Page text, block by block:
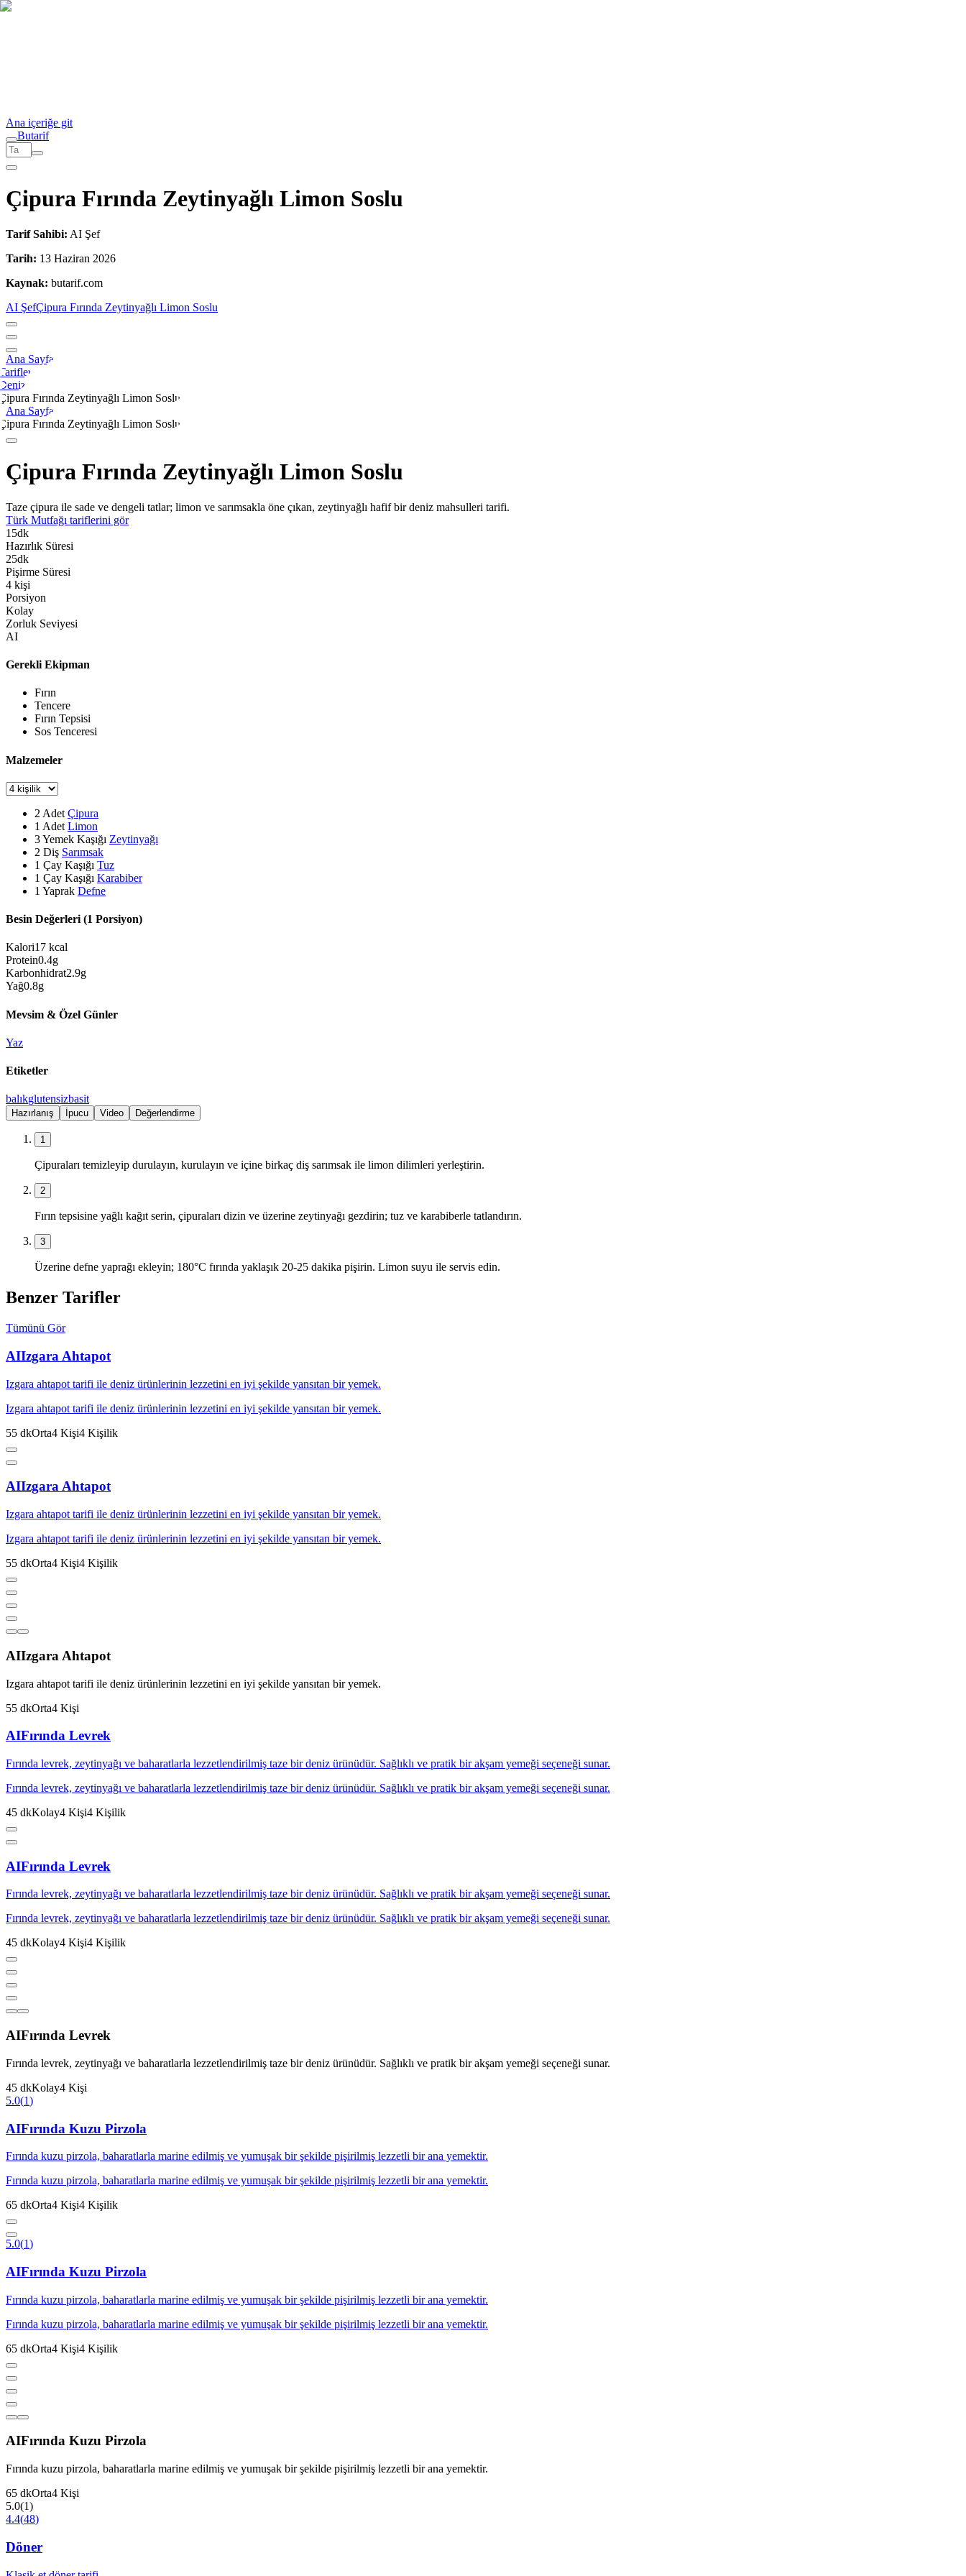
Ana içeriğe git
Butarif
Çipura Fırında Zeytinyağlı Limon Soslu
Tarif Sahibi: AI Şef
Tarih: 13 Haziran 2026
Kaynak: butarif.com
AI ŞefÇipura Fırında Zeytinyağlı Limon Soslu
Ana Sayfa
Fırında Zeytinyağlı Limon Soslu
Ana Sayfa
Fırında Zeytinyağlı Limon Soslu
Çipura Fırında Zeytinyağlı Limon Soslu
Taze çipura ile sade ve dengeli tatlar; limon ve sarımsakla öne çıkan, zeytinyağlı hafif bir deniz mahsulleri tarifi.
Türk Mutfağı tariflerini gör
15dk
Hazırlık Süresi
25dk
Pişirme Süresi
4 kişi
Porsiyon
Kolay
Zorluk Seviyesi
AI
Gerekli Ekipman
Fırın
Tencere
Fırın Tepsisi
Sos Tenceresi
Malzemeler
2 Adet Çipura
1 Adet Limon
3Yemek Kaşığı Zeytinyağı
2 Diş Sarımsak
1 Çay Kaşığı Tuz
1 Çay Kaşığı Karabiber
1 Yaprak Defne
Besin Değerleri (1 Porsiyon)
Kalori17 kcal
Protein0.4g
Karbonhidrat2.9g
Yağ0.8g
Mevsim & Özel Günler
Yaz
Etiketler
balıkglutensizbasit
Hazırlanış İpucu Video Değerlendirme
1
Çipuraları temizleyip durulayın, kurulayın ve içine birkaç diş sarımsak ile limon dilimleri yerleştirin.
2
Fırın tepsisine yağlı kağıt serin, çipuraları dizin ve üzerine zeytinyağı gezdirin; tuz ve karabiberle tatlandırın.
3
Üzerine defne yaprağı ekleyin; 180°C fırında yaklaşık 20-25 dakika pişirin. Limon suyu ile servis edin.
Benzer Tarifler
Tümünü Gör
AIIzgara Ahtapot
Izgara ahtapot tarifi ile deniz ürünlerinin lezzetini en iyi şekilde yansıtan bir yemek.
Izgara ahtapot tarifi ile deniz ürünlerinin lezzetini en iyi şekilde yansıtan bir yemek.
55 dkOrta4 Kişi4 Kişilik
AIIzgara Ahtapot
Izgara ahtapot tarifi ile deniz ürünlerinin lezzetini en iyi şekilde yansıtan bir yemek.
Izgara ahtapot tarifi ile deniz ürünlerinin lezzetini en iyi şekilde yansıtan bir yemek.
55 dkOrta4 Kişi4 Kişilik
AIIzgara Ahtapot
Izgara ahtapot tarifi ile deniz ürünlerinin lezzetini en iyi şekilde yansıtan bir yemek.
55 dkOrta4 Kişi
AIFırında Levrek
Fırında levrek, zeytinyağı ve baharatlarla lezzetlendirilmiş taze bir deniz ürünüdür. Sağlıklı ve pratik bir akşam yemeği seçeneği sunar.
Fırında levrek, zeytinyağı ve baharatlarla lezzetlendirilmiş taze bir deniz ürünüdür. Sağlıklı ve pratik bir akşam yemeği seçeneği sunar.
45 dkKolay4 Kişi4 Kişilik
AIFırında Levrek
Fırında levrek, zeytinyağı ve baharatlarla lezzetlendirilmiş taze bir deniz ürünüdür. Sağlıklı ve pratik bir akşam yemeği seçeneği sunar.
Fırında levrek, zeytinyağı ve baharatlarla lezzetlendirilmiş taze bir deniz ürünüdür. Sağlıklı ve pratik bir akşam yemeği seçeneği sunar.
45 dkKolay4 Kişi4 Kişilik
AIFırında Levrek
Fırında levrek, zeytinyağı ve baharatlarla lezzetlendirilmiş taze bir deniz ürünüdür. Sağlıklı ve pratik bir akşam yemeği seçeneği sunar.
45 dkKolay4 Kişi
5.0(1)
AIFırında Kuzu Pirzola
Fırında kuzu pirzola, baharatlarla marine edilmiş ve yumuşak bir şekilde pişirilmiş lezzetli bir ana yemektir.
Fırında kuzu pirzola, baharatlarla marine edilmiş ve yumuşak bir şekilde pişirilmiş lezzetli bir ana yemektir.
65 dkOrta4 Kişi4 Kişilik
5.0(1)
AIFırında Kuzu Pirzola
Fırında kuzu pirzola, baharatlarla marine edilmiş ve yumuşak bir şekilde pişirilmiş lezzetli bir ana yemektir.
Fırında kuzu pirzola, baharatlarla marine edilmiş ve yumuşak bir şekilde pişirilmiş lezzetli bir ana yemektir.
65 dkOrta4 Kişi4 Kişilik
AIFırında Kuzu Pirzola
Fırında kuzu pirzola, baharatlarla marine edilmiş ve yumuşak bir şekilde pişirilmiş lezzetli bir ana yemektir.
65 dkOrta4 Kişi
5.0(1)
4.4(48)
Döner